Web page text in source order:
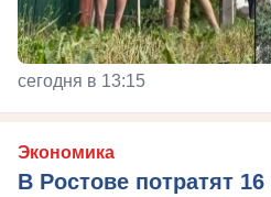
сегодня в 13:15
Экономика
В Ростове потратят